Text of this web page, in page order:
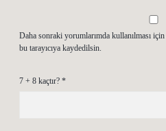
Daha sonraki yorumlarımda kullanılması
bu tarayıcıya kaydedilsin.
7 + 8 kaçtır? *